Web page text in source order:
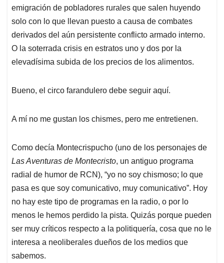
emigración de pobladores rurales que salen huyendo
solo con lo que llevan puesto a causa de combates
derivados del aún persistente conflicto armado interno.
O la soterrada crisis en estratos uno y dos por la
elevadísima subida de los precios de los alimentos.
Bueno, el circo farandulero debe seguir aquí.
A mí no me gustan los chismes, pero me entretienen.
Como decía Montecrispucho (uno de los personajes de
Las Aventuras de Montecristo, un antiguo programa
radial de humor de RCN), “yo no soy chismoso; lo que
pasa es que soy comunicativo, muy comunicativo”. Hoy
no hay este tipo de programas en la radio, o por lo
menos le hemos perdido la pista. Quizás porque pueden
ser muy críticos respecto a la politiquería, cosa que no le
interesa a neoliberales dueños de los medios que
sabemos.